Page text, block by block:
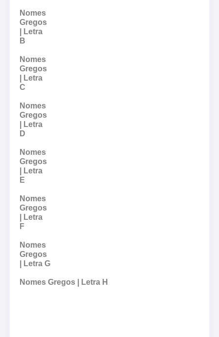
Nomes
Gregos
| Letra
B
Nomes
Gregos
| Letra
C
Nomes
Gregos
| Letra
D
Nomes
Gregos
| Letra
E
Nomes
Gregos
| Letra
F
Nomes
Gregos
| Letra G
Nomes Gregos | Letra H